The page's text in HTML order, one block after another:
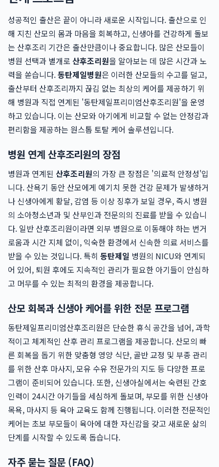
성공적인 출산은 끝이 아니라 새로운 시작입니다. 출산으로 인
해 지친 산모의 몸과 마음을 회복하고, 신생아를 건강하게 돌보
는 산후조리 기간은 출산만큼이나 중요합니다. 많은 산모들이
병원 선택과 별개로 산후조리원을 알아보는 데 많은 시간과 노
력을 쏟습니다.동탄제일병원은 이러한 산모들의 수고를 덜고,
출산부터 산후조리까지 끊김 없는 최상의 케어를 제공하기 위
해 병원과 직접 연계된 '동탄제일프리미엄산후조리원'을 운영
하고 있습니다. 이는 산모와 아기에게 비교할 수 없는 안정감과
편리함을 제공하는 원스톱 토탈 케어 솔루션입니다.
병원 연계 산후조리원의 장점
병원과 연계된 산후조리원의 가장 큰 장점은 '의료적 안정성'입
니다. 산욕기 동안 산모에게 예기치 못한 건강 문제가 발생하거
나 신생아에게 황달, 감염 등 이상 징후가 보일 경우, 즉시 병원
의 소아청소년과 및 산부인과 전문의의 진료를 받을 수 있습니
다. 일반 산후조리원이라면 외부 병원으로 이동해야 하는 번거
로움과 시간 지체 없이, 익숙한 환경에서 신속한 의료 서비스를
받을 수 있는 것입니다. 특히 동탄제일 병원의 NICU와 연계되
어 있어, 퇴원 후에도 지속적인 관리가 필요한 아기들이 안심하
고 머무를 수 있는 최적의 환경을 제공합니다.
산모 회복과 신생아 케어를 위한 전문 프로그램
동탄제일프리미엄산후조리원은 단순한 휴식 공간을 넘어, 과학
적이고 체계적인 산후 관리 프로그램을 제공합니다. 산모의 빠
른 회복을 돕기 위한 맞춤형 영양 식단, 골반 교정 및 부종 관리
를 위한 산후 마사지, 모유 수유 전문가의 지도 등 다양한 프로
그램이 준비되어 있습니다. 또한, 신생아실에서는 숙련된 간호
인력이 24시간 아기들을 세심하게 돌보며, 부모를 위한 신생아
목욕, 마사지 등 육아 교육도 함께 진행됩니다. 이러한 전문적인
케어는 초보 부모들이 육아에 대한 자신감을 갖고 새로운 삶의
단계를 시작할 수 있도록 돕습니다.
자주 묻는 질문 (FAQ)